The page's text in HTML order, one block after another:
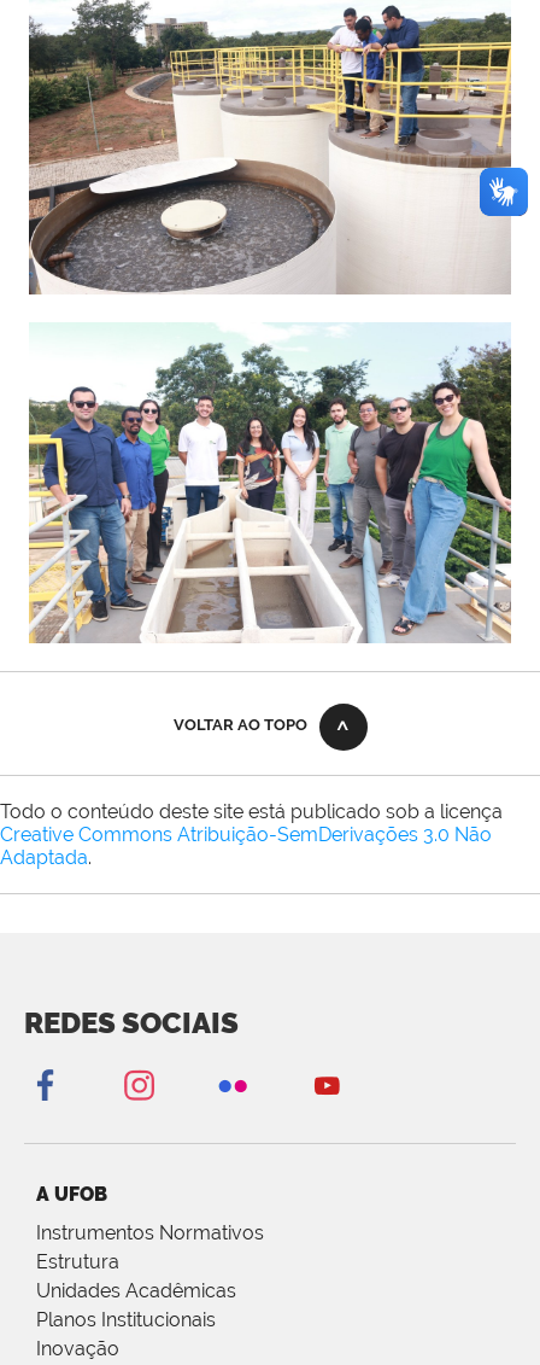
VOLTAR AO TOPO
Todo o conteúdo deste site está publicado sob a licença
Creative Commons Atribuição-SemDerivações 3.0 Não
Adaptada.
REDES SOCIAIS
A UFOB
Instrumentos Normativos
Estrutura
Unidades Acadêmicas
Planos Institucionais
Inovação